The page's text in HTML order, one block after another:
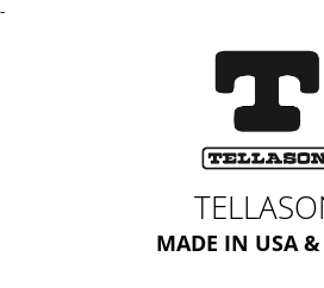
-
MADE IN USA